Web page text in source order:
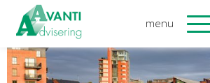
menu
Organisatie
Zoeken
naar: